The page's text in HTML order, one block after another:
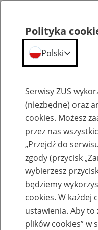
Szkolenia
Zaproś ZUS do
eZUS w
Polityka
Polski
Serwisy ZUS
(niezbędne) oraz
cookies. Możesz
przez nas
„Przejdź do
zgody (przycisk
wybierzesz
będziemy
cookies. W każdej
ustawienia. Aby to
plików cookies” w